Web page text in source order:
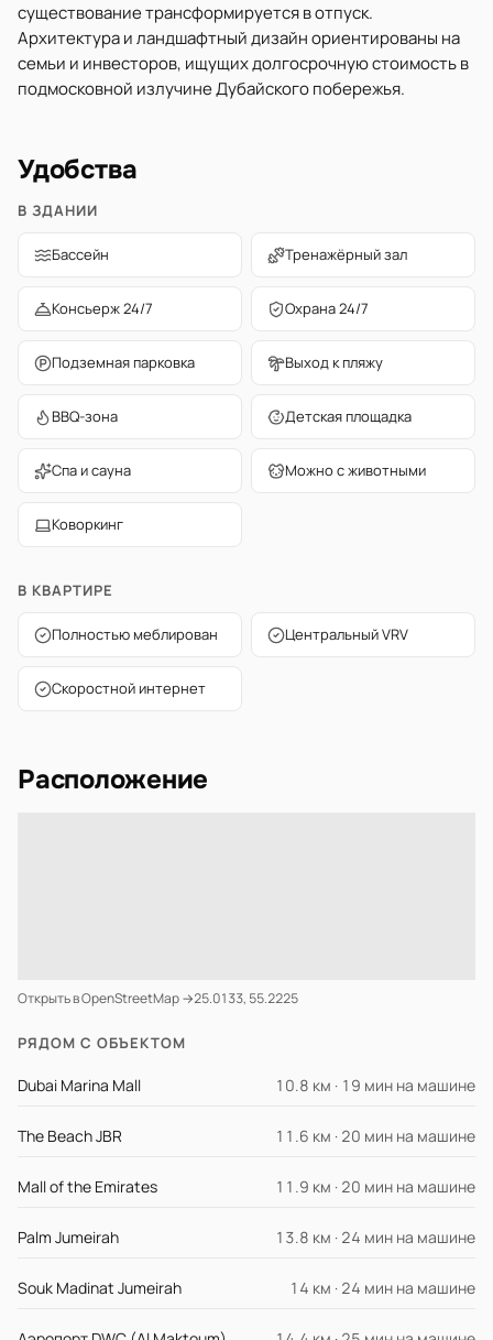
существование трансформируется в отпуск.
Архитектура и ландшафтный дизайн ориентированы на
семьи и инвесторов, ищущих долгосрочную стоимость в
подмосковной излучине Дубайского побережья.
Удобства
В ЗДАНИИ
Бассейн Тренажёрный зал
Консьерж 24/7 Охрана 24/7
Подземная парковка Выход к пляжу
BBQ-зона Детская площадка
Спа и сауна Можно с животными
Коворкинг
В КВАРТИРЕ
Полностью меблирован Центральный VRV
Скоростной интернет
Расположение
Открыть в OpenStreetMap →25.0133, 55.2225
РЯДОМ С ОБЪЕКТОМ
Dubai Marina Mall 10.8 км · 19 мин на машине
The Beach JBR 11.6 км · 20 мин на машине
Mall of the Emirates 11.9 км · 20 мин на машине
Palm Jumeirah 13.8 км · 24 мин на машине
Souk Madinat Jumeirah 14 км · 24 мин на машине